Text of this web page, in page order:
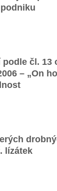
čl. 13
– „On
lízátek